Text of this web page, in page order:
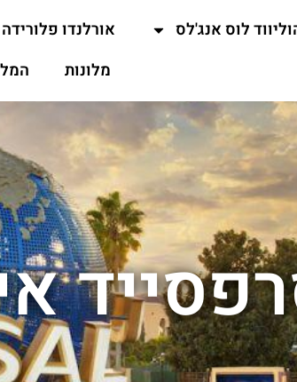
לוס אנג'לס אורלנדו פלורידה
מלונות